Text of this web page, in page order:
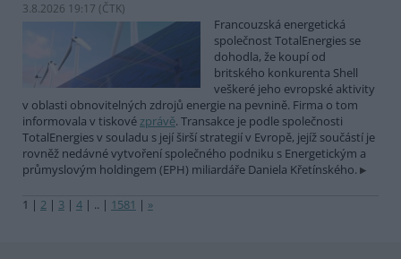
3.8.2026 19:17 (ČTK)
Francouzská energetická
společnost TotalEnergies se
dohodla, že koupí od
britského konkurenta Shell
veškeré jeho evropské aktivity
v oblasti obnovitelných zdrojů energie na pevnině. Firma o tom
informovala v tiskovézprávě. Transakce je podle společnosti
TotalEnergies v souladu s její širší strategií v Evropě, jejíž součástí je
rovněž nedávné vytvoření společného podniku s Energetickým a
průmyslovým holdingem (EPH) miliardáře Daniela Křetínského.
1 | 2 | 3 | 4 | .. | 1581 | »